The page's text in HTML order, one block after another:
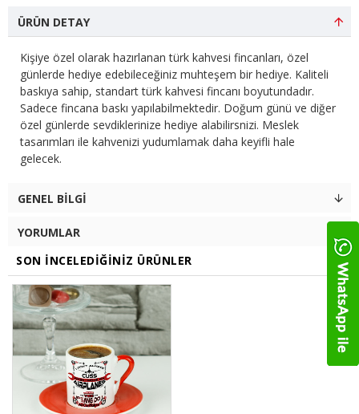
ÜRÜN DETAY
Kişiye özel olarak hazırlanan türk kahvesi fincanları, özel
günlerde hediye edebileceğiniz muhteşem bir hediye. Kaliteli
baskıya sahip, standart türk kahvesi fincanı boyutundadır.
Sadece fincana baskı yapılabilmektedir. Doğum günü ve diğer
özel günlerde sevdiklerinize hediye alabilirsnizi. Meslek
tasarımları ile kahvenizi yudumlamak daha keyifli hale
gelecek.
GENEL BILGI
YORUMLAR
SON İNCELEDIĞINIZ ÜRÜNLER